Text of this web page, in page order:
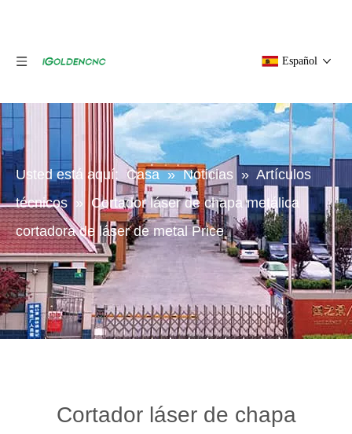
Español
Usted está aquí: Casa » Noticias » Artículos
técnicos » Cortador láser de chapa metálica
cortadora de láser de metal Price
Cortador láser de chapa